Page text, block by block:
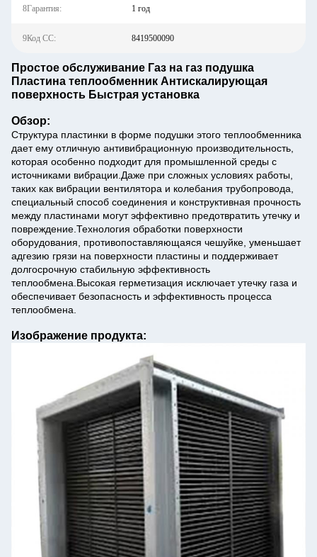
8Гарантия: 1 год
9Код СС: 8419500090
Простое обслуживание Газ на газ подушка
Пластина теплообменник Антискалирующая
поверхность Быстрая установка
Обзор:
Структура пластинки в форме подушки этого теплообменника
дает ему отличную антивибрационную производительность,
которая особенно подходит для промышленной среды с
источниками вибрации.Даже при сложных условиях работы,
таких как вибрации вентилятора и колебания трубопровода,
специальный способ соединения и конструктивная прочность
между пластинами могут эффективно предотвратить утечку и
повреждение.Технология обработки поверхности
оборудования, противопоставляющаяся чешуйке, уменьшает
адгезию грязи на поверхности пластины и поддерживает
долгосрочную стабильную эффективность
теплообмена.Высокая герметизация исключает утечку газа и
обеспечивает безопасность и эффективность процесса
теплообмена.
Изображение продукта: